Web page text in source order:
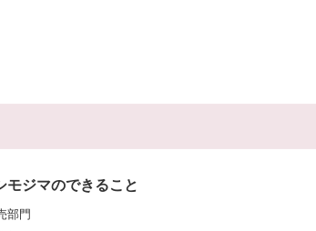
モジマのできること
部門